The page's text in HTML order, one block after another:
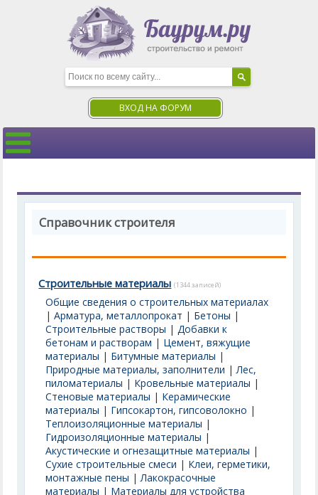
ВХОД НА ФОРУМ
Справочник строителя
Строительные материалы (1344 записей)
Общие сведения о строительных материалах
|Арматура, металлопрокат | Бетоны |
Строительные растворы |Добавки к
бетонам и растворам | Цемент, вяжущие
материалы | Битумные материалы |
Природные материалы, заполнители |Лес,
пиломатериалы | Кровельные материалы |
Стеновые материалы | Керамические
материалы | Гипсокартон, гипсоволокно |
Теплоизоляционные материалы |
Гидроизоляционные материалы |
Акустические и огнезащитные материалы |
Сухие строительные смеси | Клеи, герметики,
монтажные пены |Лакокрасочные
материалы | Материалы для устройства